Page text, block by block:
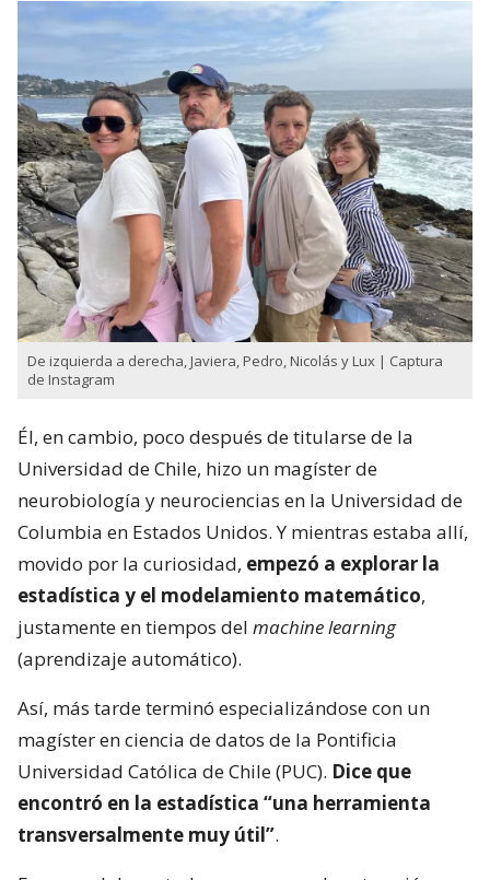
De izquierda a derecha, Javiera, Pedro, Nicolás y Lux | Captura
de Instagram
Él, en cambio, poco después de titularse de la
Universidad de Chile, hizo un magíster de
neurobiología y neurociencias en la Universidad de
Columbia en Estados Unidos. Y mientras estaba allí,
movido por la curiosidad, empezó a explorar la
estadística y el modelamiento matemático,
justamente en tiempos del machine learning
(aprendizaje automático).
Así, más tarde terminó especializándose con un
magíster en ciencia de datos de la Pontificia
Universidad Católica de Chile (PUC). Dice que
encontró en la estadística “una herramienta
transversalmente muy útil”.